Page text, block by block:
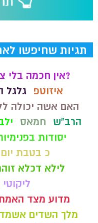
תגיות שחיפשו
?אין חכמה בלי
איזוטפ
גלגל
האם אשה יכולה
הרב"ש
חמאס
יסודות
כ בטבת
לילא דכלא
מדוע מצד
מלך השדים